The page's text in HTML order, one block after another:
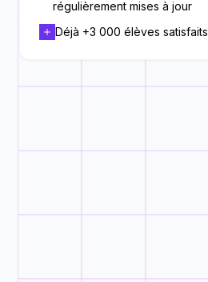
régulièrement mises à jour
Déjà +3 000 élèves satisfaits